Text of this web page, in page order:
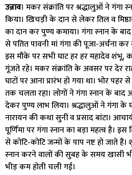
उन्नाव। मकर संक्रांति पर श्रद्धालुओं ने गंगा
किया। खिचड़ी के दान से लेकर तिल व
का दान कर पुण्य कमाया। गंगा स्नान के
से पतित पावनी मां गंगा की पूजा-अर्चना
इस मौके पर सभी घाट हर हर महादेव शंभू,
गूंजते रहे। मकर संक्रांति के अवसर पर देर
घाटों पर आना प्रारंभ हो गया था। भोर
तक चलता रहा। लोगों ने गंगा स्नान के बाद
देकर पुण्य लाभ लिया। श्रद्धालुओं ने गंगा के
नारायन की कथा सुनीं व प्रसाद बांटा।
पूर्णिमा पर गंगा स्नान का बड़ा महत्व है।
से कोटि-कोटि जन्मों के पाप नष्ट हो जाते
स्नान करने वालों की सुबह के समय खासी
भीड़ कम होती चली गई।